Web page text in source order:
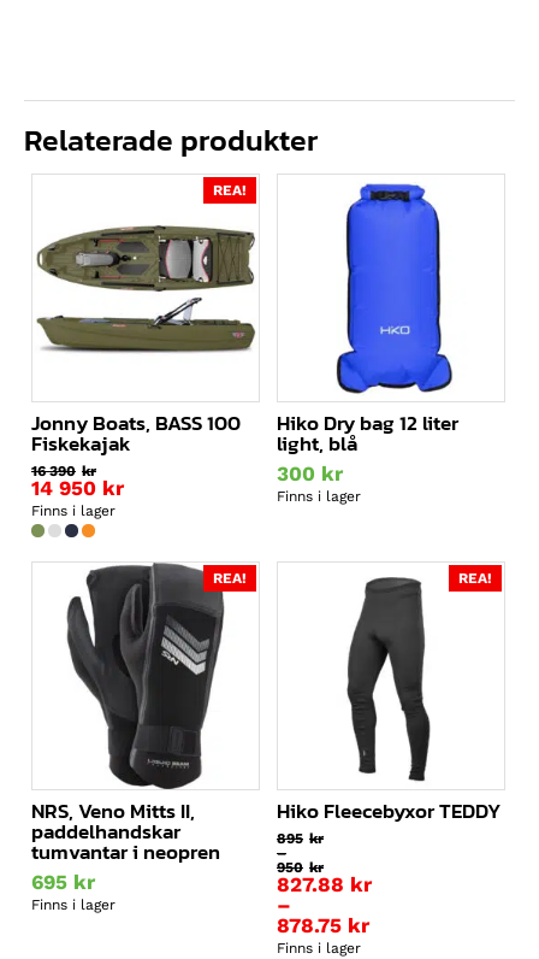
Relaterade produkter
REA!
Jonny Boats, BASS 100
Fiskekajak
16 390 kr
Det
ursprungliga
priset
16
390kr.
14 950 kr
Det
nuvarande
är:
950kr.
Finns i lager
Hiko Dry bag 12 liter
light, blå
300 kr
Finns i lager
REA!
NRS, Veno Mitts II,
paddelhandskar
tumvantar i neopren
695 kr
Finns i lager
Hiko Fleecebyxor TEDDY
895 kr
–
950 kr
Prisintervall:
895kr
till
950kr
827.88 kr
–
878.75 kr
Prisintervall:
Finns i lager
REA!